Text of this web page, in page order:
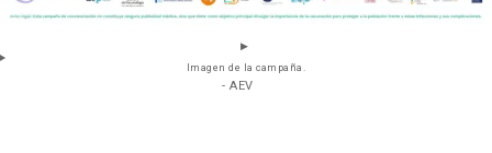
Imagen de la campaña.
- AEV